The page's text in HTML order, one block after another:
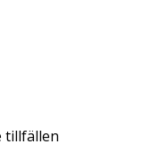
tillfällen